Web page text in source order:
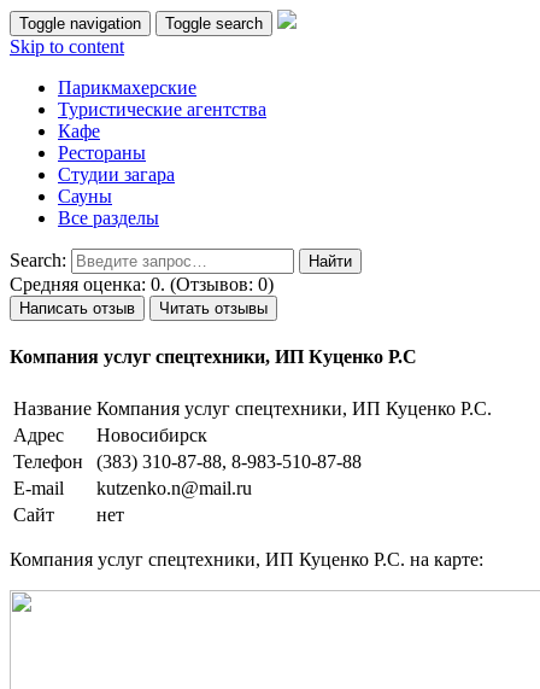
Toggle navigation Toggle search
Skip to content
Парикмахерские
Туристические агентства
Кафе
Рестораны
Студии загара
Сауны
Все разделы
Search:
Средняя оценка: 0. (Отзывов: 0)
Написать отзыв Читать отзывы
Компания услуг спецтехники, ИП Куценко Р.С
Название Компания услуг спецтехники, ИП Куценко Р.С.
Адрес
Новосибирск
Телефон
(383) 310-87-88, 8-983-510-87-88
E-mail
kutzenko.n@mail.ru
Сайт
нет
Компания услуг спецтехники, ИП Куценко Р.С. на карте: